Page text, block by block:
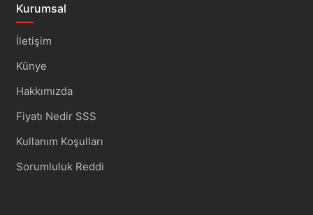
Kurumsal
İletişim
Künye
Hakkımızda
Fiyatı Nedir SSS
Kullanım Koşulları
Sorumluluk Reddi